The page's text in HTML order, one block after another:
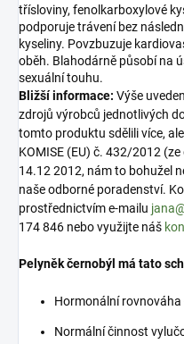
třísloviny, fenolkarboxylové
podporuje trávení bez
kyseliny. Povzbuzuje
oběh. Blahodárně působí na
sexuální touhu.
Bližší informace: Výše
zdrojů výrobců jednotlivých
tomto produktu sdělili více,
KOMISE (EU) č. 432/2012
14.12 2012, nám to bohužel
naše odborné poradenství.
prostřednictvím e-mailu
174 846 nebo využijte náš
Pelyněk černobýl má tato
Hormonální
Normální činnost